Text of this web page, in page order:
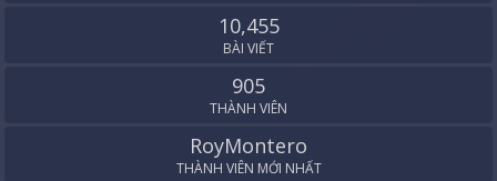
10,455
BÀI VIẾT
905
THÀNH VIÊN
RoyMontero
THÀNH VIÊN MỚI NHẤT